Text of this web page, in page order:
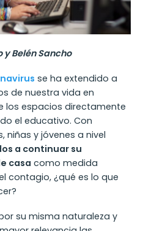
y Belén Sancho
se ha extendido a
de nuestra vida en
los espacios directamente
el educativo. Con
niñas y jóvenes a nivel
a continuar su
casa como medida
contagio, ¿qué es lo que
su misma naturaleza y